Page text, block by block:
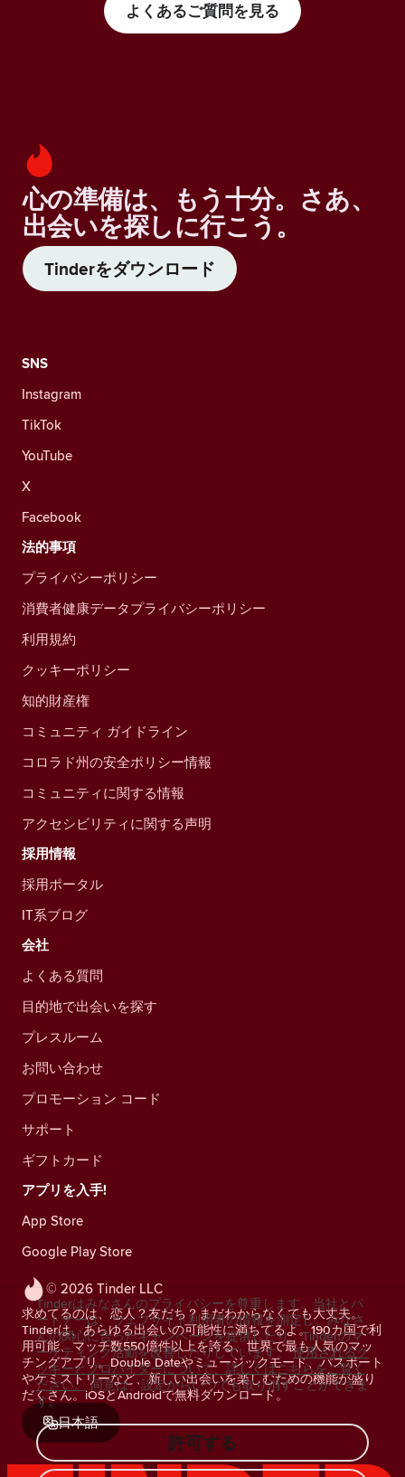
よくあるご質問を見る
心の準備は、もう十分。さあ、
出会いを探しに行こう。
Tinderをダウンロード
© 2026 Tinder LLC
求めてるのは、恋人？友だち？まだわからなくても大丈夫。
Tinderは、あらゆる出会いの可能性に満ちてるよ。190カ国で利
用可能、マッチ数550億件以上を誇る、世界で最も人気のマッ
チングアプリ。Double Dateやミュージックモード、パスポート
やケミストリーなど、新しい出会いを楽しむための機能が盛り
だくさん。iOSとAndroidで無料ダウンロード。
日本語
SNS
Instagram
TikTok
YouTube
X
Facebook
法的事項
プライバシーポリシー
消費者健康データプライバシーポリシー
利用規約
クッキーポリシー
知的財産権
コミュニティ ガイドライン
コロラド州の安全ポリシー情報
コミュニティに関する情報
アクセシビリティに関する声明
採用情報
採用ポータル
IT系ブログ
会社
よくある質問
目的地で出会いを探す
プレスルーム
お問い合わせ
プロモーション コード
サポート
ギフトカード
アプリを入手!
App Store
Google Play Store
Tinderはみなさんのプライバシーを尊重します。当社とパ
ートナーは、ウェブサイト利用者の情報を測定し、みなさ
んの関心に合ったキャンペーンを提供したり、Tinderのマ
ーケティング活動を改善したりしています。 使用されるク
ッキーとプロバイダーについて、詳しくはこちらをご覧く
ださい。 同意は、設定からいつでも取り消すことができま
す。
許可する